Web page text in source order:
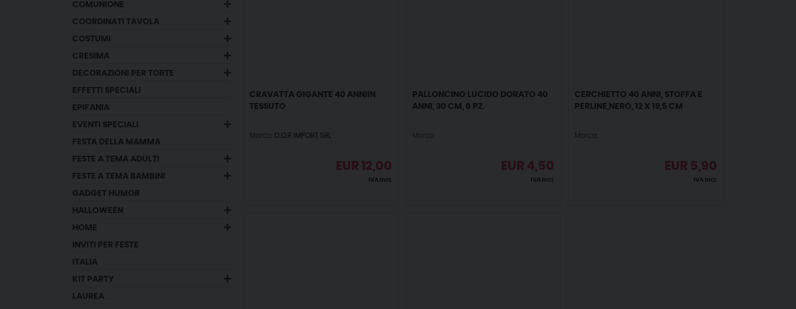
COMUNIONE
COORDINATI TAVOLA
COSTUMI
CRESIMA
DECORAZIONI PER TORTE
EFFETTI SPECIALI
EPIFANIA
EVENTI SPECIALI
FESTA DELLA MAMMA
FESTE A TEMA ADULTI
FESTE A TEMA BAMBINI
GADGET HUMOR
HALLOWEEN
HOME
INVITI PER FESTE
ITALIA
KIT PARTY
LAUREA
CRAVATTA GIGANTE 40 ANNIIN
TESSUTO
Marca: D.O.R IMPORT SRL
EUR 12,00
IVA incl.
PALLONCINO LUCIDO DORATO 40
ANNI, 30 CM, 6 PZ.
Marca:
EUR 4,50
IVA incl.
CERCHIETTO 40 ANNI, STOFFA E
PERLINE,NERO, 12 X 19,5 CM
Marca:
EUR 5,90
IVA incl.